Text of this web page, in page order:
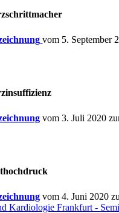
vom 5. September
vom 3. Juli 2020
vom 4. Juni 2020